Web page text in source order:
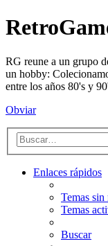
RG reune a un grupo
un hobby:
entre los años 80's y
Obviar
Enlaces rápidos
Temas sin
Temas
Buscar